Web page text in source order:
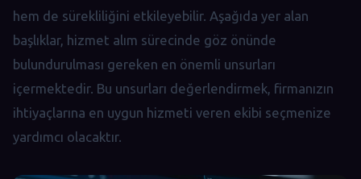
hem de sürekliliğini etkileyebilir. Aşağıda yer alan
başlıklar, hizmet alım sürecinde göz önünde
bulundurulması gereken en önemli unsurları
içermektedir. Bu unsurları değerlendirmek, firmanızın
ihtiyaçlarına en uygun hizmeti veren ekibi seçmenize
yardımcı olacaktır.